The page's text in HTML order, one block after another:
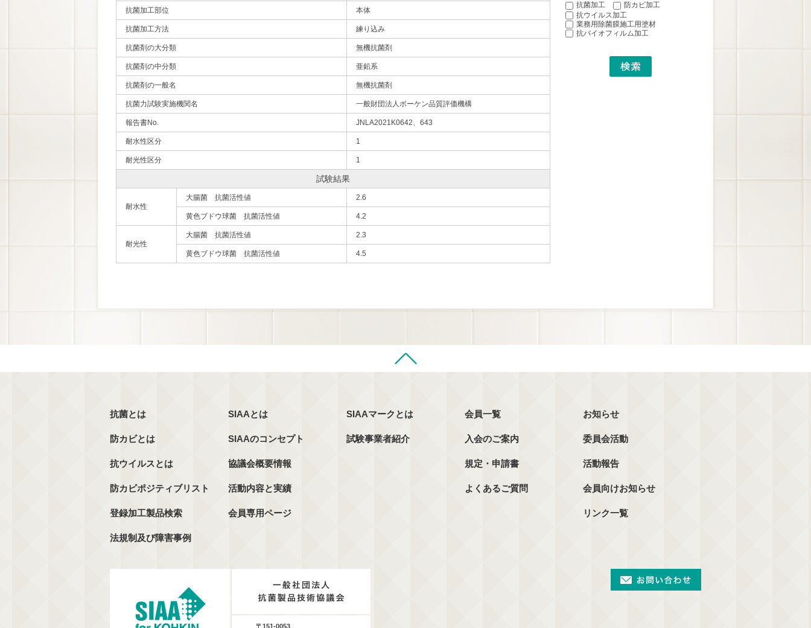
抗菌加工部位 本体
抗菌加工方法 練り込み
抗菌剤の大分類 無機抗菌剤
抗菌剤の中分類 亜鉛系
抗菌剤の一般名 無機抗菌剤
抗菌力試験実施機関名 一般財団法人ボーケン品質評価機構
報告書No. JNLA2021K0642、643
耐水性区分 1
耐光性区分 1
試験結果
耐水性
大腸菌 抗菌活性値 2.6
黄色ブドウ球菌 抗菌活性値 4.2
耐光性
大腸菌 抗菌活性値 2.3
黄色ブドウ球菌 抗菌活性値 4.5
抗菌加工
防カビ加工
抗ウイルス加工
業務用除菌膜施工用塗材
抗バイオフィルム加工
抗菌とは
防カビとは
抗ウイルスとは
防カビポジティブリスト
登録加工製品検索
法規制及び障害事例
SIAAとは
SIAAのコンセプト
協議会概要情報
活動内容と実績
会員専用ページ
SIAAマークとは
試験事業者紹介
会員一覧
入会のご案内
規定・申請書
よくあるご質問
お知らせ
委員会活動
活動報告
会員向けお知らせ
リンク一覧
〒151-0053